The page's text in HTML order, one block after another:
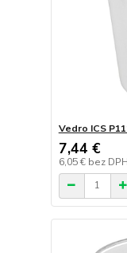
Vedro ICS
7,44 €
6,05 € bez DPH